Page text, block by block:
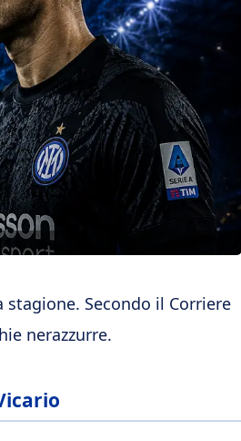
Secondo il Corriere
nerazzurre.